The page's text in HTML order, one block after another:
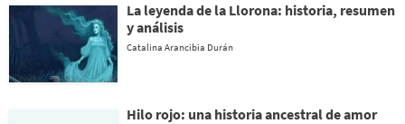
La leyenda de la Llorona: historia, resumen
y análisis
Catalina Arancibia Durán
Hilo rojo: una historia ancestral de amor